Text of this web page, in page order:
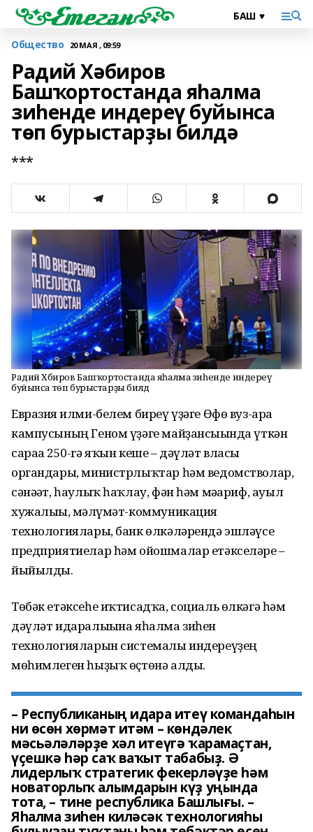
Общество 20 МАЯ , 09:59
Радий Хәбиров
Башҡортостанда яһалма
зиһенде индереү буйынса
төп бурыстарҙы билдә
***
Радий Хәбиров Башҡортостанда яһалма зиһенде индереү
буйынса төп бурыстарҙы билдә
Евразия ғилми-белем биреү үҙәге Өфө вуз-ара
кампусының Геном үҙәге майҙансығында үткән
сараға 250-гә яҡын кеше – дәүләт власы
органдары, министрлыҡтар һәм ведомстволар,
сәнәғәт, һаулыҡ һаҡлау, фән һәм мәғариф, ауыл
хужалығы, мәғлүмәт-коммуникация
технологиялары, банк өлкәләрендә эшләүсе
предприятиелар һәм ойошмалар етәкселәре –
йыйылды.
Төбәк етәксеһе иҡтисадҡа, социаль өлкәгә һәм
дәүләт идаралығына яһалма зиһен
технологияларын системалы индереүҙең
мөһимлеген һыҙыҡ өҫтөнә алды.
– Республиканың идара итеү командаһын
ни өсөн хөрмәт итәм – көндәлек
мәсьәләләрҙе хәл итеүгә ҡарамаҫтан,
үҫешкә һәр саҡ ваҡыт табабыҙ. Ә
лидерлыҡ стратегик фекерләүҙе һәм
новаторлыҡ алымдарын күҙ уңында
тота, – тине республика Башлығы. –
Яһалма зиһен киләсәк технологияһы